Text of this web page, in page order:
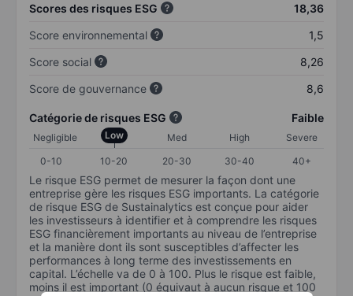
Scores des risques ESG
18,36
Score environnemental
1,5
Score social
8,26
Score de gouvernance
8,6
Catégorie de risques ESG Faible
Negligible Low Med High
Severe
0-10
10-20 20-30 30-40 40+
Le risque ESG permet de mesurer la façon dont une
entreprise gère les risques ESG importants. La catégorie
de risque ESG de Sustainalytics est conçue pour aider
les investisseurs à identifier et à comprendre les risques
ESG financièrement importants au niveau de l’entreprise
et la manière dont ils sont susceptibles d’affecter les
performances à long terme des investissements en
capital. L’échelle va de 0 à 100. Plus le risque est faible,
moins il est important (0 équivaut à aucun risque et 100